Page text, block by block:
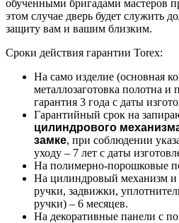
обученными бригадами мастеров
этом случае дверь будет служить
защиту вам и вашим близким.
Сроки действия гарантии Torex:
На само изделие (основная
металлозаготовка полотна и
гарантия 3 года с даты
Гарантийный срок на
цилиндрового
замке, при соблюдении
уходу – 7 лет с даты
На полимерно-порошковые
На цилиндровый механизм и
ручки, задвижки,
ручки) – 6 месяцев.
На декоративные панели с